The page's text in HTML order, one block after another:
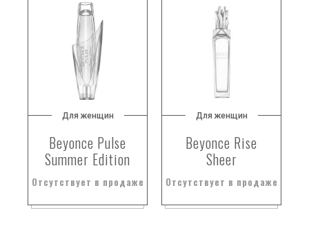
Для женщин
Beyonce Pulse
Summer Edition
Отсутствует в продаже
Для женщин
Beyonce Rise
Sheer
Отсутствует в продаже